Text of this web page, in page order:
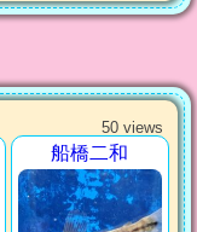
50 views
船橋二和